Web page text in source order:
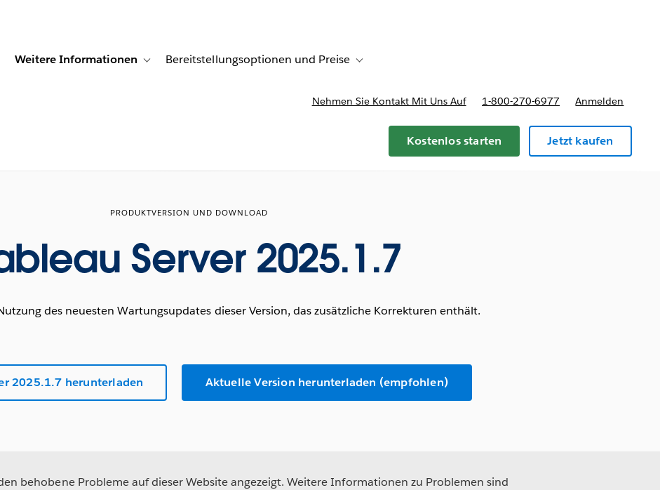
for Kundenberichte
sub-navigation for Lösungen
Weitere Informationen Toggle sub-navigation for Weitere Informationen
Bereitstellungsoptionen und Preise Toggle sub-navigation for Bereitstellungsoptionen und Preise
Nehmen Sie Kontakt Mit Uns Auf 1-800-270-6977 Anmelden
Kostenlos starten Jetzt kaufen
PRODUKTVERSION UND DOWNLOAD
Server 2025.1.7
des neuesten Wartungsupdates dieser Version, das zusätzliche Korrekturen enthält.
2025.1.7 herunterladen Aktuelle Version herunterladen (empfohlen)
behobene Probleme auf dieser Website angezeigt. Weitere Informationen zu Problemen sind